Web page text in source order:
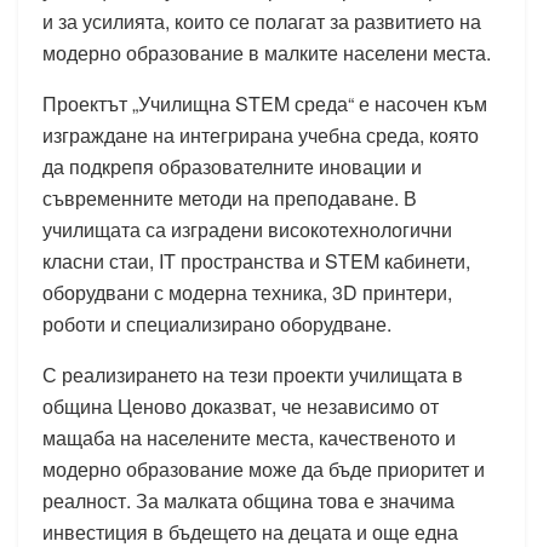
и за усилията, които се полагат за развитието на
модерно образование в малките населени места.
Проектът „Училищна STEM среда“ е насочен към
изграждане на интегрирана учебна среда, която
да подкрепя образователните иновации и
съвременните методи на преподаване. В
училищата са изградени високотехнологични
класни стаи, IT пространства и STEM кабинети,
оборудвани с модерна техника, 3D принтери,
роботи и специализирано оборудване.
С реализирането на тези проекти училищата в
община Ценово доказват, че независимо от
мащаба на населените места, качественото и
модерно образование може да бъде приоритет и
реалност. За малката община това е значима
инвестиция в бъдещето на децата и още една